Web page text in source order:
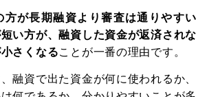
方が長期融資より審査は通りやすい
い方が、融資した資金が返済されな
さくなることが一番の理由です。
融資で出た資金が何に使われるか、